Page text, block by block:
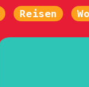
Reisen